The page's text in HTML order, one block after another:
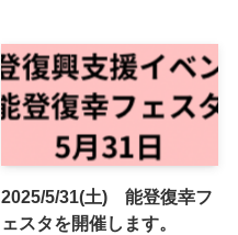
2025/5/31(土) 能登復幸フ
ェスタを開催します。